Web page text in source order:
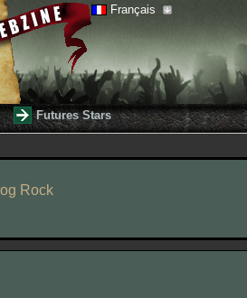
Français
Futures Stars
Rock